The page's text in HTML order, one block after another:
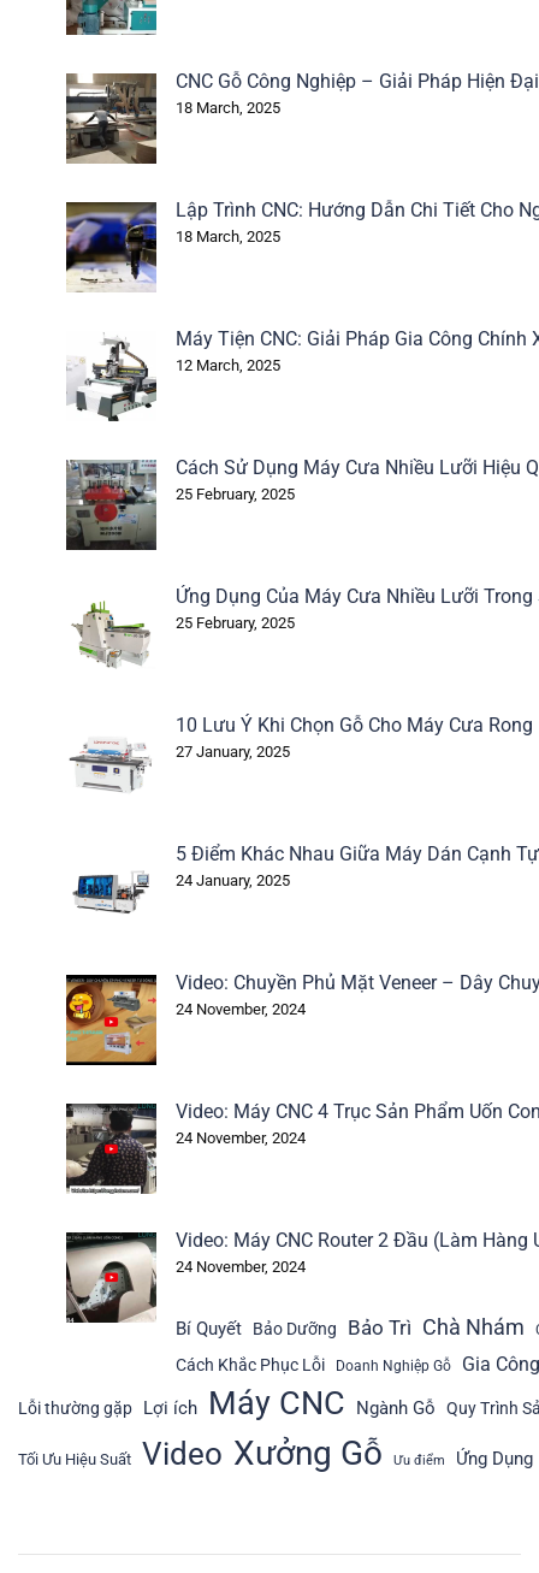
CNC Gỗ Công Nghiệp – Giải Pháp Hiện
18 March, 2025
Lập Trình CNC: Hướng Dẫn Chi Tiết Cho
18 March, 2025
Máy Tiện CNC: Giải Pháp Gia Công Chính
12 March, 2025
Cách Sử Dụng Máy Cưa Nhiều Lưỡi Hiệu
25 February, 2025
Ứng Dụng Của Máy Cưa Nhiều Lưỡi Trong
25 February, 2025
10 Lưu Ý Khi Chọn Gỗ Cho Máy Cưa Rong
27 January, 2025
5 Điểm Khác Nhau Giữa Máy Dán Cạnh
24 January, 2025
Video: Chuyền Phủ Mặt Veneer – Dây
24 November, 2024
Video: Máy CNC 4 Trục Sản Phẩm Uốn
24 November, 2024
Video: Máy CNC Router 2 Đầu (Làm Hàng
24 November, 2024
Bí Quyết Bảo Dưỡng Bảo Trì Chà Nhám
Cách Khắc Phục Lỗi Doanh Nghiệp Gỗ Gia
Lỗi thường gặp Lợi ích Máy CNC Ngành Gỗ Quy Trình
Tối Ưu Hiệu Suất Video Xưởng Gỗ Ưu điểm Ứng Dụng